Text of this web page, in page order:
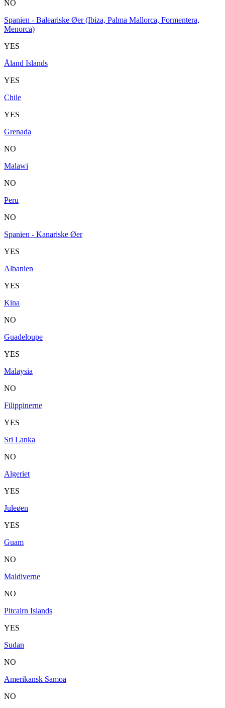
NO
Spanien - Baleariske Øer (Ibiza, Palma Mallorca, Formentera,
Menorca)
YES
Åland Islands
YES
Chile
YES
Grenada
NO
Malawi
NO
Peru
NO
Spanien - Kanariske Øer
YES
Albanien
YES
Kina
NO
Guadeloupe
YES
Malaysia
NO
Filippinerne
YES
Sri Lanka
NO
Algeriet
YES
Juleøen
YES
Guam
NO
Maldiverne
NO
Pitcairn Islands
YES
Sudan
NO
Amerikansk Samoa
NO